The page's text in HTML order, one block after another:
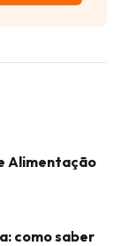
Alimentação
como saber